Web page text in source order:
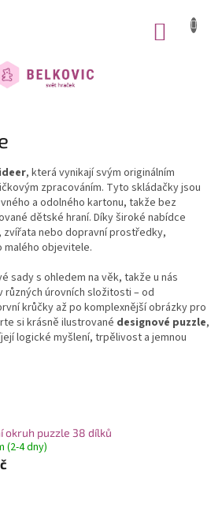
, která vynikají svým originálním
zpracováním. Tyto skládačky jsou
a odolného kartonu, takže bez
dětské hraní. Díky široké nabídce
zvířata nebo dopravní prostředky,
malého objevitele.
sady s ohledem na věk, takže u nás
různých úrovních složitosti – od
krůčky až po komplexnější obrázky pro
si krásně ilustrované designové puzzle,
logické myšlení, trpělivost a jemnou
okruh puzzle 38 dílků
(2-4 dny)